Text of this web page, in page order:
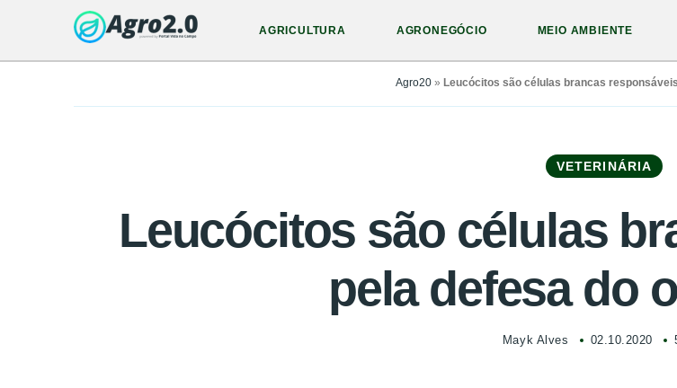
AGRICULTURA AGRONEGÓCIO MEIO AMBIENTE
Agro20» Leucócitos são células brancas
VETERINÁRIA
Leucócitos são células
pela defesa do
Mayk Alves 02.10.2020